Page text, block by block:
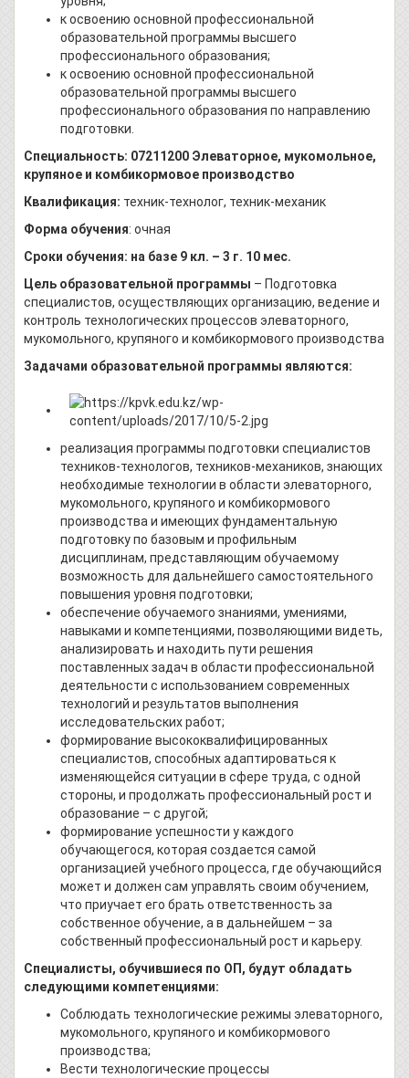
к освоению основной профессиональной
образовательной программы высшего
профессионального образования;
к освоению основной профессиональной
образовательной программы высшего
профессионального образования по направлению
подготовки.
Cпециальность: 07211200 Элеваторное, мукомольное,
крупяное и комбикормовое производство
Квалификация: техник-технолог, техник-механик
Форма обучения: очная
Сроки обучения: на базе 9 кл. – 3 г. 10 мес.
Цель образовательной программы – Подготовка
специалистов, осуществляющих организацию, ведение и
контроль технологических процессов элеваторного,
мукомольного, крупяного и комбикормового производства
Задачами образовательной программы являются:
реализация программы подготовки специалистов
техников-технологов, техников-механиков, знающих
необходимые технологии в области элеваторного,
мукомольного, крупяного и комбикормового
производства и имеющих фундаментальную
подготовку по базовым и профильным
дисциплинам, представляющим обучаемому
возможность для дальнейшего самостоятельного
повышения уровня подготовки;
обеспечение обучаемого знаниями, умениями,
навыками и компетенциями, позволяющими видеть,
анализировать и находить пути решения
поставленных задач в области профессиональной
деятельности с использованием современных
технологий и результатов выполнения
исследовательских работ;
формирование высококвалифицированных
специалистов, способных адаптироваться к
изменяющейся ситуации в сфере труда, с одной
стороны, и продолжать профессиональный рост и
образование – с другой;
формирование успешности у каждого
обучающегося, которая создается самой
организацией учебного процесса, где обучающийся
может и должен сам управлять своим обучением,
что приучает его брать ответственность за
собственное обучение, а в дальнейшем – за
собственный профессиональный рост и карьеру.
Специалисты, обучившиеся по ОП, будут обладать
следующими компетенциями:
Соблюдать технологические режимы элеваторного,
мукомольного, крупяного и комбикормового
производства;
Вести технологические процессы